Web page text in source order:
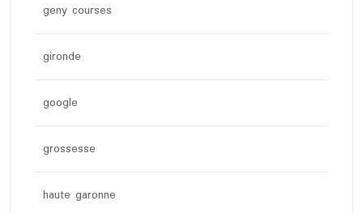
geny courses
gironde
google
grossesse
haute garonne